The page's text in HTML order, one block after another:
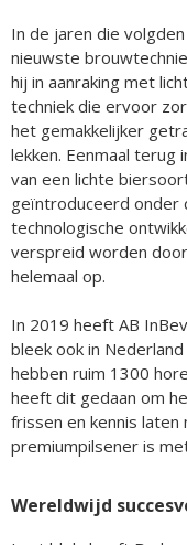
In de jaren die
nieuwste
hij in aanraking met
techniek die ervoor
het gemakkelijker
lekken. Eenmaal terug
van een lichte
geïntroduceerd onder
technologische
verspreid worden
helemaal op.
In 2019 heeft AB
bleek ook in
hebben ruim 1300
heeft dit gedaan om
frissen en kennis
premiumpilsener is
Wereldwijd